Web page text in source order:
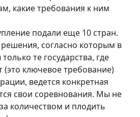
какие требования к ним
подали еще 10 стран.
согласно которым в
те государства, где
(это ключевое требование)
ведется конкретная
свои соревнования. Мы не
количеством и плодить